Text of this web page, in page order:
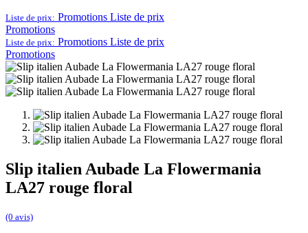
Liste de prix: Promotions Liste de prix
Promotions
Liste de prix: Promotions Liste de prix
Promotions
Slip italien Aubade La Flowermania
LA27 rouge floral
(0 avis)